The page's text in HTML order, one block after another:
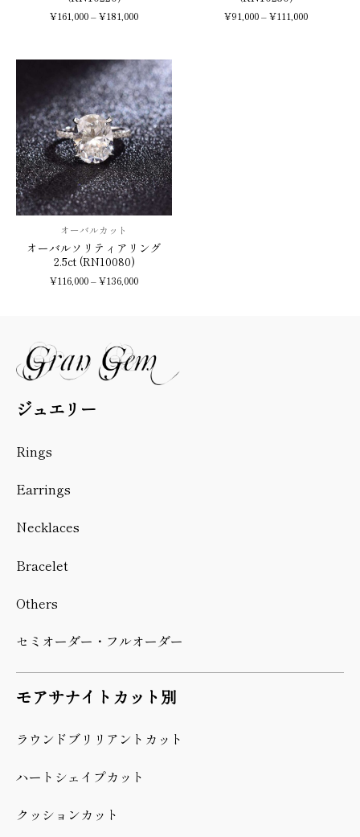
¥161,000–¥181,000 ¥91,000–¥111,000
オーバルカット
オーバルソリティアリング
2.5ct (RN10080)
¥116,000–¥136,000
ジュエリー
Rings
Earrings
Necklaces
Bracelet
Others
セミオーダー・フルオーダー
モアサナイトカット別
ラウンドブリリアントカット
ハートシェイプカット
クッションカット